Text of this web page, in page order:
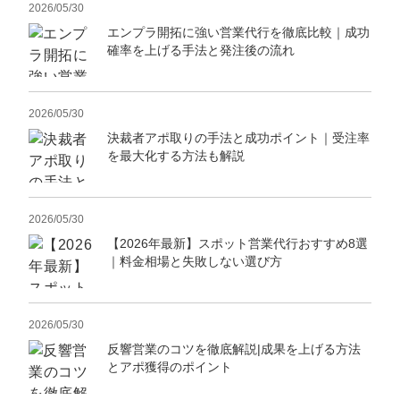
2026/05/30
エンプラ開拓に強い営業代行を徹底比較｜成功
確率を上げる手法と発注後の流れ
2026/05/30
決裁者アポ取りの手法と成功ポイント｜受注率
を最大化する方法も解説
2026/05/30
【2026年最新】スポット営業代行おすすめ8選
｜料金相場と失敗しない選び方
2026/05/30
反響営業のコツを徹底解説|成果を上げる方法
とアポ獲得のポイント